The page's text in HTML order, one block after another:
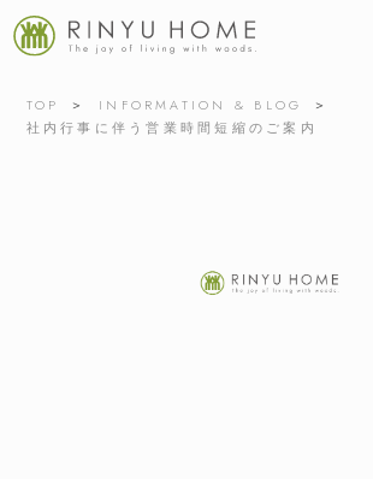
TOP
INFORMATION & BLOG
社内行事に伴う営業時間短縮のご案内